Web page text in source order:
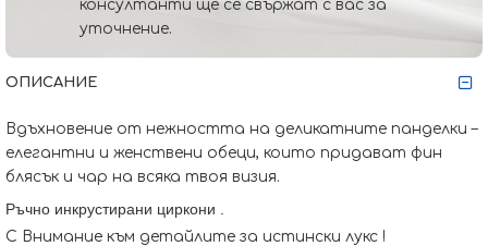
консултанти ще се свържат с вас за
уточнение.
ОПИСАНИЕ
Вдъхновение от нежността на деликатните панделки –
елегантни и женствени обеци, които придават фин
блясък и чар на всяка твоя визия.
Ръчно инкрустирани циркони
С Внимание към детайлите за истински лукс !